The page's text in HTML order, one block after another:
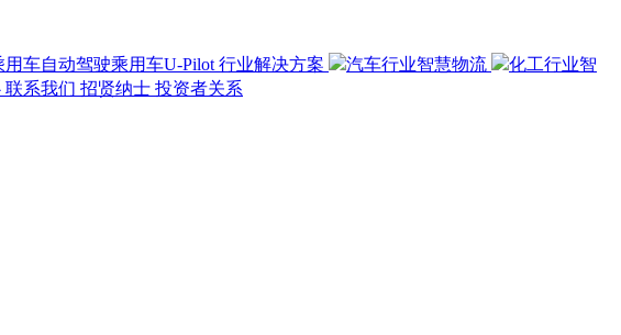
用车自动驾驶乘用车U-Pilot 行业解决方案 汽车行业智慧物流
化工行业智
联系我们 招贤纳士 投资者关系